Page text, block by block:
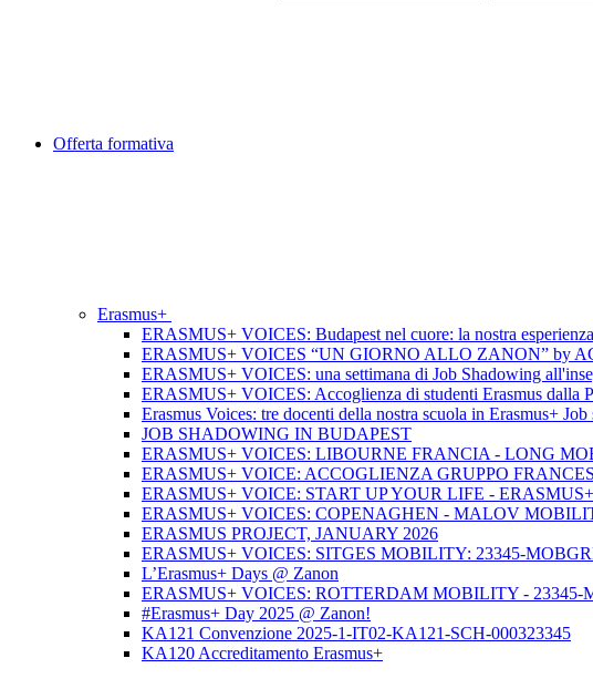
Offerta formativa
Erasmus+
ERASMUS+ VOICES: Budapest nel cuore: la nostra
ERASMUS+ VOICES “UN GIORNO ALLO ZANON” by
ERASMUS+ VOICES: una settimana di Job Shadowing
ERASMUS+ VOICES: Accoglienza di studenti Erasmus dalla
Erasmus Voices: tre docenti della nostra scuola in Erasmus+
JOB SHADOWING IN BUDAPEST
ERASMUS+ VOICES: LIBOURNE FRANCIA - LONG
ERASMUS+ VOICE: ACCOGLIENZA GRUPPO
ERASMUS+ VOICE: START UP YOUR LIFE -
ERASMUS+ VOICES: COPENAGHEN - MALOV
ERASMUS PROJECT, JANUARY 2026
ERASMUS+ VOICES: SITGES MOBILITY: 23345-
L’Erasmus+ Days @ Zanon
ERASMUS+ VOICES: ROTTERDAM MOBILITY - 23345-
#Erasmus+ Day 2025 @ Zanon!
KA121 Convenzione 2025-1-IT02-KA121-SCH-000323345
KA120 Accreditamento Erasmus+